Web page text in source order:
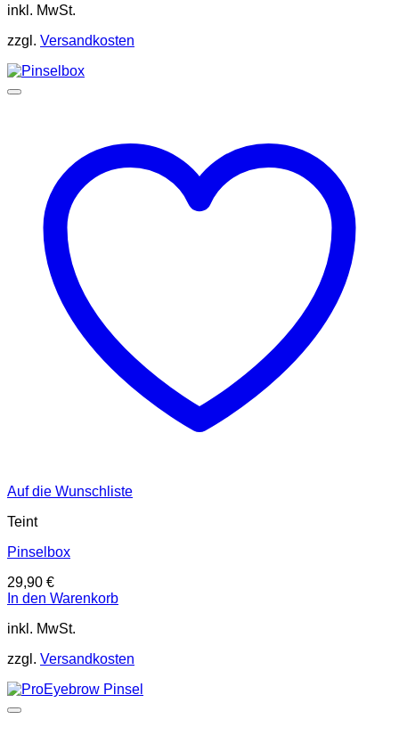
inkl. MwSt.
zzgl. Versandkosten
Auf die Wunschliste
Teint
Pinselbox
29,90 €
In den Warenkorb
inkl. MwSt.
zzgl. Versandkosten